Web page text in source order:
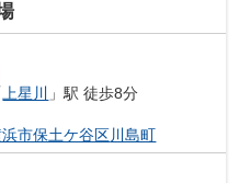
上星川
」駅 徒歩8分
市保土ケ谷区川島町